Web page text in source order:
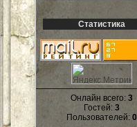
Статистика
Онлайн всего: 3
Гостей: 3
Пользователей: 0